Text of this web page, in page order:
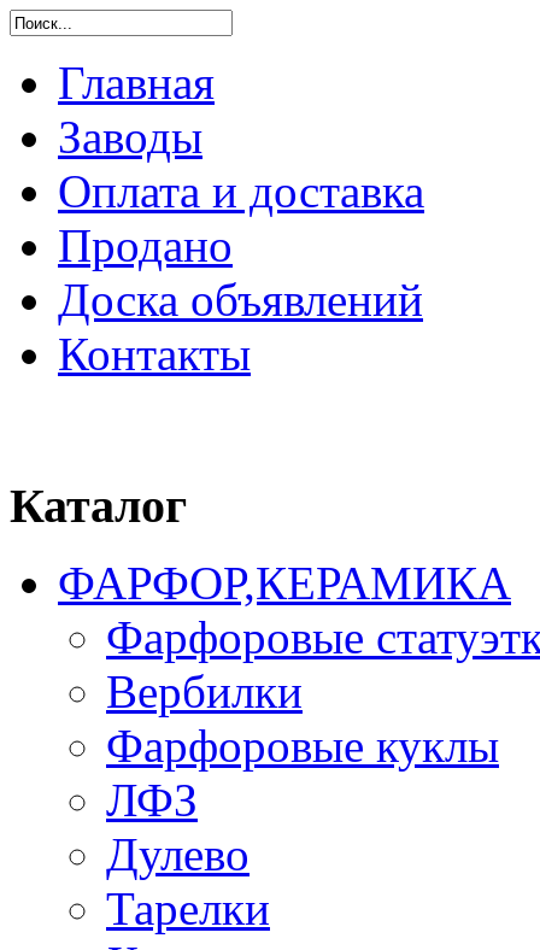
Главная
Заводы
Оплата и доставка
Продано
Доска объявлений
Контакты
Каталог
ФАРФОР,КЕРАМИКА
Фарфоровые
Вербилки
Фарфоровые куклы
ЛФЗ
Дулево
Тарелки